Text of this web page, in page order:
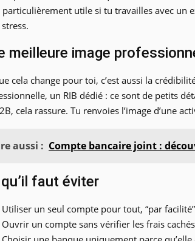
particulièrement utile si tu travailles avec
meilleure image
cela change pour toi, c’est aussi la
un RIB dédié : ce sont de petits
cela rassure. Tu renvoies l’image d’une
aussi : Compte bancaire joint :
faut éviter
Utiliser un seul compte pour tout, “par
Ouvrir un compte sans vérifier les frais